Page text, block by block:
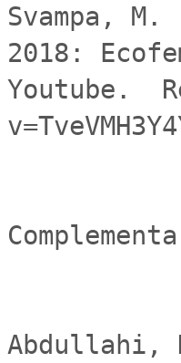
Svampa,
2018:
Youtube.
Abdullahi,